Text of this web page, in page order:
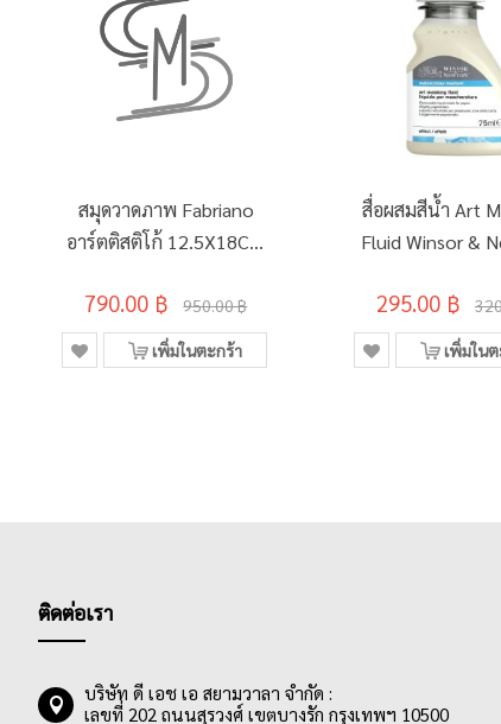
สมุดวาดภาพ Fabriano
อาร์ตติสติโก้ 12.5X18CM
790.00 ฿ 950.00 ฿
เพิ่มในตะกร้า
สื่อผสมสีน้ำ Art
Fluid Winsor &
295.00 ฿
เพิ่มใน
ติดต่อเรา
บริษัท ดี เอช เอ สยามวาลา จำกัด :
เลขที่ 202 ถนนสุรวงศ์ เขตบางรัก กรุงเทพฯ 10500